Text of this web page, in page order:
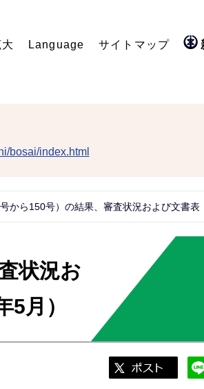
Language サイトマップ
bosai/index.html
から150号）の結果、審査状況および文書
状況お
月）